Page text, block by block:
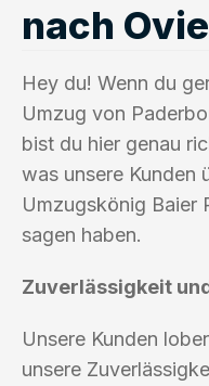
nach
Hey du! Wenn du
Umzug von
bist du hier genau
was unsere Kunden
Umzugskönig Baier
sagen haben.
Zuverlässigkeit
Unsere Kunden
unsere